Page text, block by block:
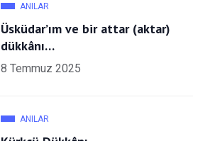
ANILAR
Üsküdar’ım ve bir attar (aktar)
dükkânı…
8 Temmuz 2025
ANILAR